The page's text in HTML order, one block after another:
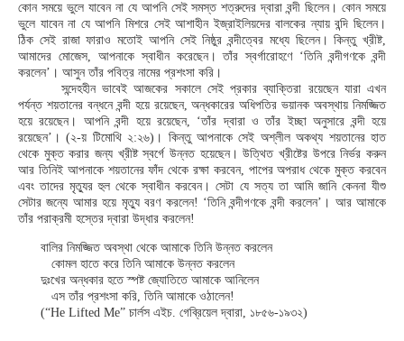
কোন সময়ে ভুলে যাবেন না যে আপনি সেই সমস্ত শত্রুদের দ্বারা বন্দী ছিলেন। কোন সময়ে
ভুলে যাবেন না যে আপনি মিশরে সেই আশাহীন ইজ্রাইলিয়দের বালকের ন্যায় বন্দি ছিলেন।
ঠিক সেই রাজা ফারাও মতোই আপনি সেই নিষ্ঠুর বন্দীত্বের মধ্যে ছিলেন। কিন্তু খ্রীষ্ট,
আমাদের মোজেস, আপনাকে স্বাধীন করেছেন। তাঁর স্বর্গারোহণে ‘তিনি বন্দীগণকে বন্দী
করলেন’। আসুন তাঁর পবিত্র নামের প্রশংসা করি।
সন্দেহহীন ভাবেই আজকের সকালে সেই প্রকার ব্যাক্তিরা রয়েছেন যারা এখন
পর্যন্ত শয়তানের বন্ধনে বন্দী হয়ে রয়েছেন, অন্ধকারের অধিপতির ভয়ানক অবস্থায় নিমজ্জিত
হয়ে রয়েছেন। আপনি বন্দী হয়ে রয়েছেন, ‘তাঁর দ্বারা ও তাঁর ইচ্ছা অনুসারে বন্দী হয়ে
রয়েছেন’। (২-য় টিমোথি ২:২৬)। কিন্তু আপনাকে সেই অশ্লীল অকথ্য শয়তানের হাত
থেকে মুক্ত করার জন্য খ্রীষ্ট স্বর্গে উন্নত হয়েছেন। উত্থিত খ্রীষ্টের উপরে নির্ভর করুন
আর তিনিই আপনাকে শয়তানের ফাঁদ থেকে রক্ষা করবেন, পাপের অপরাধ থেকে মুক্ত করবেন
এবং তাদের মৃত্যুর হুল থেকে স্বাধীন করবেন। সেটা যে সত্য তা আমি জানি কেননা যীশু
সেটার জন্যে আমার হয়ে মৃত্যু বরণ করলেন! ‘তিনি বন্দীগণকে বন্দী করলেন’। আর আমাকে
তাঁর পরাক্রমী হস্তের দ্বারা উদ্ধার করলেন!
বালির নিমজ্জিত অবস্থা থেকে আমাকে তিনি উন্নত করলেন
কোমল হাতে করে তিনি আমাকে উন্নত করলেন
দুঃখের অন্ধকার হতে স্পষ্ট জ্যোতিতে আমাকে আনিলেন
এস তাঁর প্রশংসা করি, তিনি আমাকে ওঠালেন!
(“He Lifted Me” চার্লস এইচ. গেব্রিয়েল দ্বারা, ১৮৫৬-১৯৩২)